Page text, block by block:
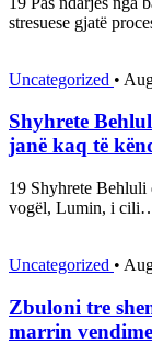
stresuese gjatë
Uncategorized •
Shyhrete
janë kaq të
19 Shyhrete Behluli
vogël, Lumin, i
Uncategorized •
Zbuloni tre
marrin